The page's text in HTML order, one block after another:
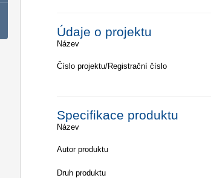
Údaje o projektu
Název
Číslo projektu/Registrační číslo
Specifikace produktu
Název
Autor produktu
Druh produktu